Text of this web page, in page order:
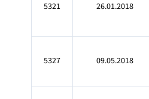
5321 26.01.2018
5327 09.05.2018